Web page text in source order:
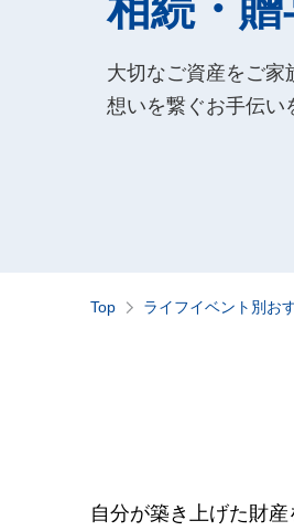
大切なご資産をご家
想いを繋ぐお手伝い
Top ライフイベント別お
自分が築き上げた財